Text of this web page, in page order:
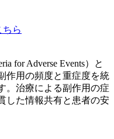
ちら
for Adverse Events）と
作用の頻度と重症度を統
。治療による副作用の症
した情報共有と患者の安